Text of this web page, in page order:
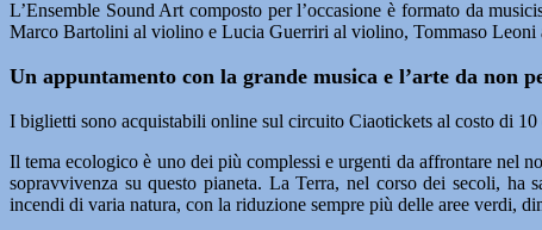
L’Ensemble Sound Art composto per l’occasione è formato da
Marco Bartolini al violino e Lucia Guerriri al violino, Tommaso
Un appuntamento con la grande musica e l’arte da non
I biglietti sono acquistabili online sul circuito Ciaotickets al costo di
Il tema ecologico è uno dei più complessi e urgenti da affrontare nel
sopravvivenza su questo pianeta. La Terra, nel corso dei secoli, ha
incendi di varia natura, con la riduzione sempre più delle aree verdi,